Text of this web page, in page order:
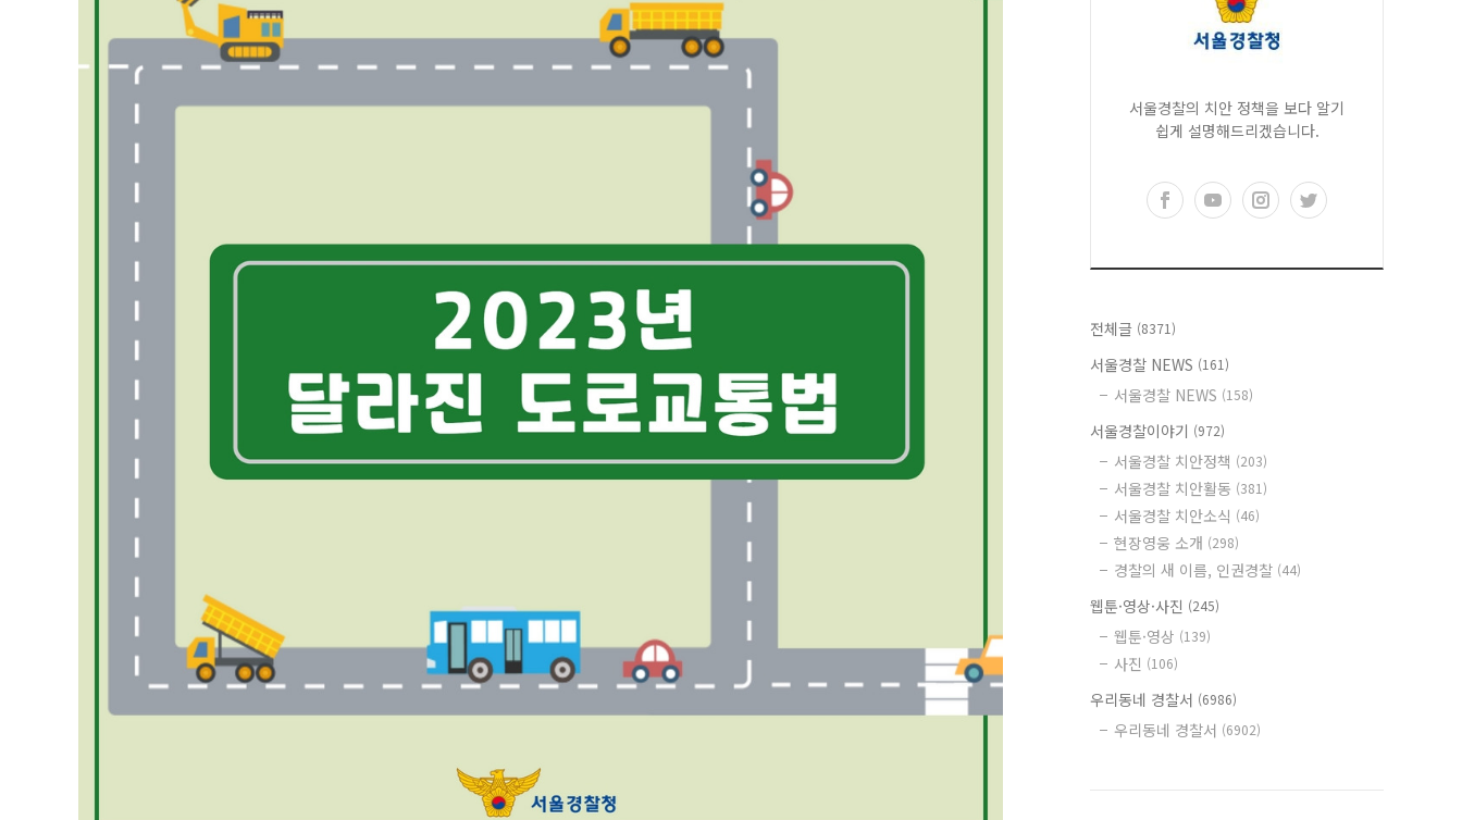
서울경찰의 치안 정책을 보다 알기
쉽게 설명해드리겠습니다.
전체글 (8371)
서울경찰 NEWS (161)
서울경찰 NEWS (158)
서울경찰이야기 (972)
서울경찰 치안정책 (203)
서울경찰 치안활동 (381)
서울경찰 치안소식 (46)
현장영웅 소개 (298)
경찰의 새 이름, 인권경찰 (44)
웹툰·영상·사진 (245)
웹툰·영상 (139)
사진 (106)
우리동네 경찰서 (6986)
우리동네 경찰서 (6902)